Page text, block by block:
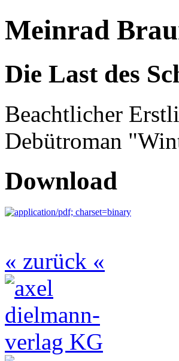
Meinrad
Die Last des
Beachtlicher
Debütroman
Download
« zurück «